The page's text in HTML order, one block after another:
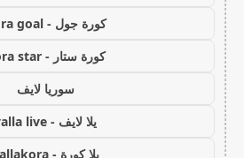
كورة جول - kora goal
كورة ستار - kora star
سوريا لايف
يلا لايف - yalla live
يلا كورة - yallakora